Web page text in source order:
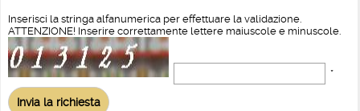
Inserisci la stringa alfanumerica per effettuare la validazione.
ATTENZIONE! Inserire correttamente lettere maiuscole e minuscole.
*